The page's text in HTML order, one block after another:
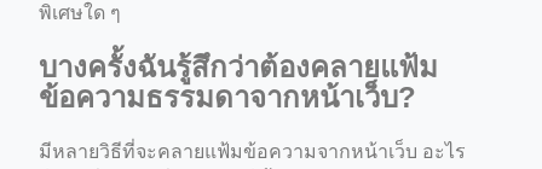
พิเศษใด ๆ
บางครั้งฉันรู้สึกว่าต้องคลายแฟ้ม
ข้อความธรรมดาจากหน้าเว็บ?
มีหลายวิธีที่จะคลายแฟ้มข้อความจากหน้าเว็บ อะไร